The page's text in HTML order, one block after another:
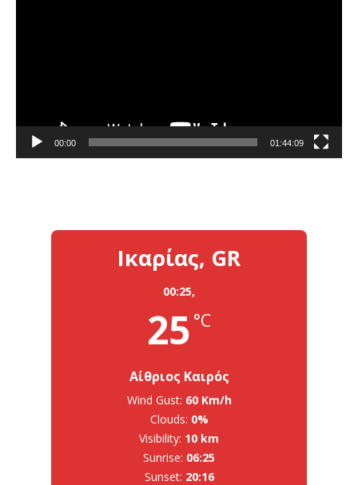
00:00 01:44:09
Ικαρίας, GR
00:25,
25 °C
Αίθριος Καιρός
Wind Gust: 60 Km/h
Clouds: 0%
Visibility: 10 km
Sunrise: 06:25
Sunset: 20:16